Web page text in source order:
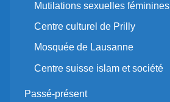
Mutilations sexuelles féminines
Centre culturel de Prilly
Mosquée de Lausanne
Centre suisse islam et société
Passé-présent